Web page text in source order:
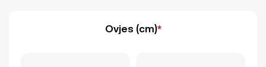
Ovjes (cm)*